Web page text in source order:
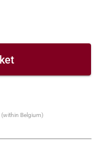
(within Belgium)